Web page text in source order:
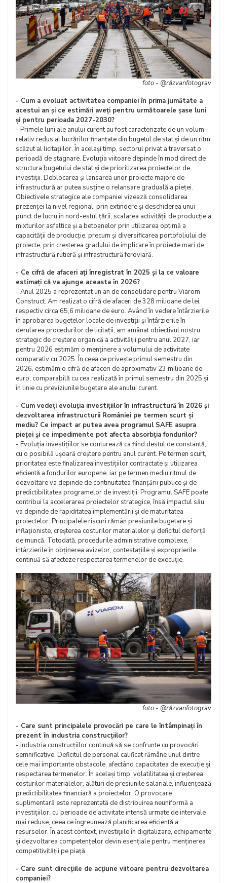
foto - @răzvanfotograv
- Cum a evoluat activitatea companiei în prima jumătate a
acestui an și ce estimări aveți pentru următoarele șase luni
și pentru perioada 2027-2030?
- Primele luni ale anului curent au fost caracterizate de un volum
relativ redus al lucrărilor finanțate din bugetul de stat și de un ritm
scăzut al licitațiilor. În același timp, sectorul privat a traversat o
perioadă de stagnare. Evoluția viitoare depinde în mod direct de
structura bugetului de stat și de prioritizarea proiectelor de
investiții. Deblocarea și lansarea unor proiecte majore de
infrastructură ar putea susține o relansare graduală a pieței.
Obiectivele strategice ale companiei vizează consolidarea
prezenței la nivel regional, prin extindere și deschiderea unui
punct de lucru în nord-estul țării, scalarea activității de producție a
mixturilor asfaltice și a betoanelor prin utilizarea optimă a
capacității de producție, precum și diversificarea portofoliului de
proiecte, prin creșterea gradului de implicare în proiecte mari de
infrastructură rutieră și infrastructură feroviară.
- Ce cifră de afaceri ați înregistrat în 2025 și la ce valoare
estimați că va ajunge aceasta în 2026?
- Anul 2025 a reprezentat un an de consolidare pentru Viarom
Construct. Am realizat o cifră de afaceri de 328 milioane de lei,
respectiv circa 65,6 milioane de euro. Având în vedere întârzierile
în aprobarea bugetelor locale de investiții și întârzierile în
derularea procedurilor de licitații, am amânat obiectivul nostru
strategic de creștere organică a activității pentru anul 2027, iar
pentru 2026 estimăm o menținere a volumului de activitate
comparativ cu 2025. În ceea ce privește primul semestru din
2026, estimăm o cifră de afaceri de aproximativ 23 milioane de
euro, comparabilă cu cea realizată în primul semestru din 2025 și
în linie cu previziunile bugetare ale anului curent.
- Cum vedeți evoluția investițiilor în infrastructură în 2026 și
dezvoltarea infrastructurii României pe termen scurt și
mediu? Ce impact ar putea avea programul SAFE asupra
pieței și ce impedimente pot afecta absorbția fondurilor?
- Evoluția investițiilor se conturează ca fiind destul de constantă,
cu o posibilă ușoară creștere pentru anul curent. Pe termen scurt,
prioritatea este finalizarea investițiilor contractate și utilizarea
eficientă a fondurilor europene, iar pe termen mediu ritmul de
dezvoltare va depinde de continuitatea finanțării publice și de
predictibilitatea programelor de investiții. Programul SAFE poate
contribui la accelerarea proiectelor strategice, însă impactul său
va depinde de rapiditatea implementării și de maturitatea
proiectelor. Principalele riscuri rămân presiunile bugetare și
inflaționiste, creșterea costurilor materialelor și deficitul de forță
de muncă. Totodată, procedurile administrative complexe,
întârzierile în obținerea avizelor, contestațiile și exproprierile
continuă să afecteze respectarea termenelor de execuție.
foto - @răzvanfotograv
- Care sunt principalele provocări pe care le întâmpinați în
prezent în industria construcțiilor?
- Industria construcțiilor continuă să se confrunte cu provocări
semnificative. Deficitul de personal calificat rămâne unul dintre
cele mai importante obstacole, afectând capacitatea de execuție și
respectarea termenelor. În același timp, volatilitatea și creșterea
costurilor materialelor, alături de presiunile salariale, influențează
predictibilitatea financiară a proiectelor. O provocare
suplimentară este reprezentată de distribuirea neuniformă a
investițiilor, cu perioade de activitate intensă urmate de intervale
mai reduse, ceea ce îngreunează planificarea eficientă a
resurselor. În acest context, investițiile în digitalizare, echipamente
și dezvoltarea competențelor devin esențiale pentru menținerea
competitivității pe piață.
- Care sunt direcțiile de acțiune viitoare pentru dezvoltarea
companiei?